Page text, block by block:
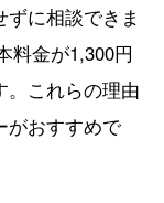
に相談できま
料金が1,300円
。これらの理由
がおすすめで